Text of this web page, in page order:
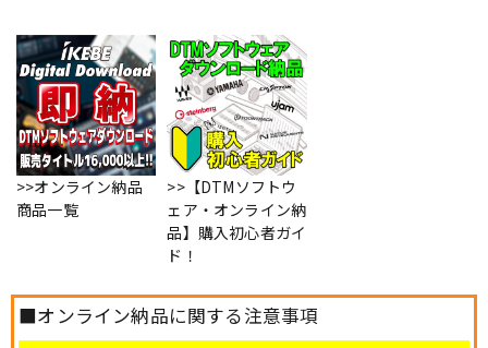
>>オンライン納品
商品一覧
>>【DTMソフトウ
ェア・オンライン納
品】購入初心者ガイ
ド！
■オンライン納品に関する注意事項